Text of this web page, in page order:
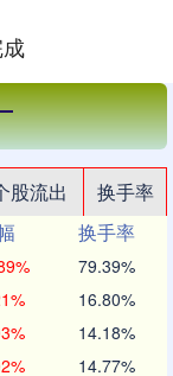
股流出
换手率
换手率
79.39%
16.80%
14.18%
14.77%